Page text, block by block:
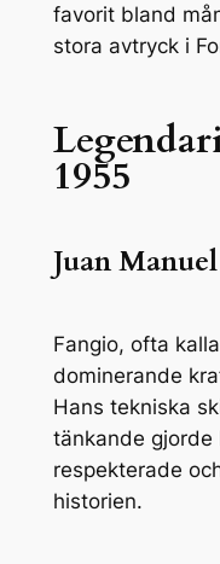
favorit bland
stora avtryck i
1955
Juan
Fangio, ofta
dominerande
Hans tekniska
tänkande gjorde
respekterade
historien.